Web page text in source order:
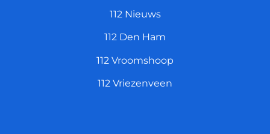
112 Nieuws
112 Den Ham
112 Vroomshoop
112 Vriezenveen